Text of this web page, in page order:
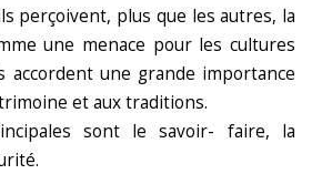
perçoivent, plus que les autres, la
une menace pour les cultures
accordent une grande importance
et aux traditions.
sont le savoir- faire, la